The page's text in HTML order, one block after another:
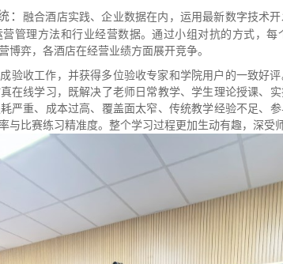
：
融合酒店实践、企业数据在内，运用最新数字技术
营管理方法和行业经营数据。通过小组对抗的方式，
博弈，各酒店在经营业绩方面展开竞争。
验收工作，并获得多位验收专家和学院用户的一致好
在线学习，既解决了老师日常教学、学生理论授课、
严重、成本过高、覆盖面太窄、传统教学经验不足、
与比赛练习精准度。整个学习过程更加生动有趣，深受